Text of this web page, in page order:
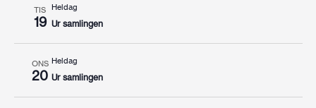
TIS
19
Heldag
Ur samlingen
ONS
20
Heldag
Ur samlingen